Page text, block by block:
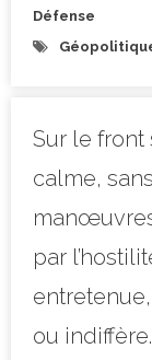
Défense
Sur le front
calme,
par
ou